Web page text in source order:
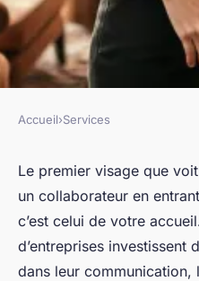
Top services
d'accueil sur-
Nicet•06/04/2026 19:02•8
Accueil›Services
Le premier visage que
un collaborateur en
c’est celui de votre
d’entreprises investissent
dans leur